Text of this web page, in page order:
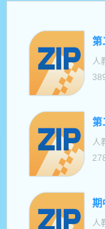
第
人
第
人
期
人